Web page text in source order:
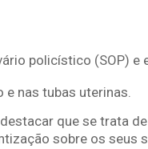
policístico (SOP) e
nas tubas uterinas.
que se trata
sobre os seus